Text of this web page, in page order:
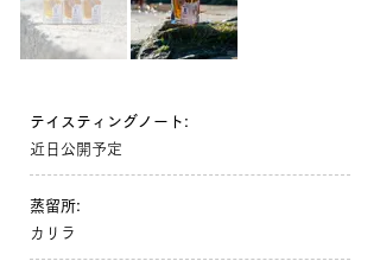
テイスティングノート:
近日公開予定
蒸留所:
カリラ